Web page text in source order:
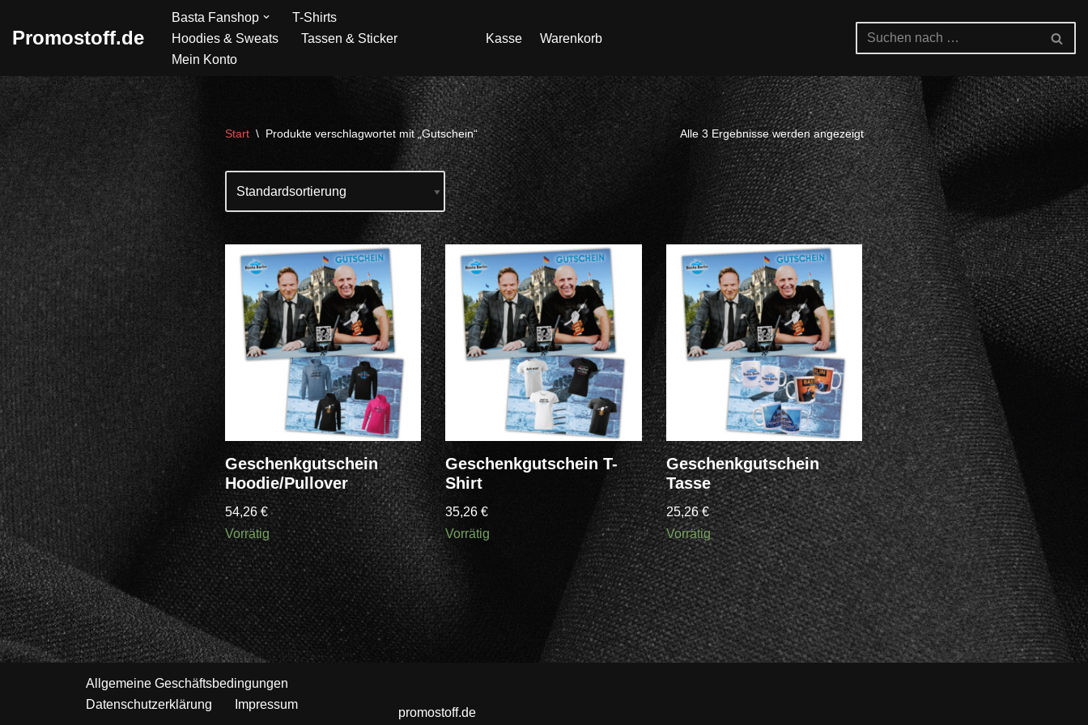
Zum
springen
Promostoff.de
Basta Fanshop
T-Shirts
Hoodies & Sweats
Tassen & Sticker
Mein Konto
Kasse Warenkorb
Start \ Produkte verschlagwortet mit „Gutschein“ Alle 3 Ergebnisse werden angezeigt
Geschenkgutschein
Hoodie/Pullover
54,26€
Vorrätig
Geschenkgutschein T-
Shirt
35,26€
Vorrätig
Geschenkgutschein
Tasse
25,26€
Vorrätig
Allgemeine Geschäftsbedingungen
Datenschutzerklärung
Impressum
promostoff.de